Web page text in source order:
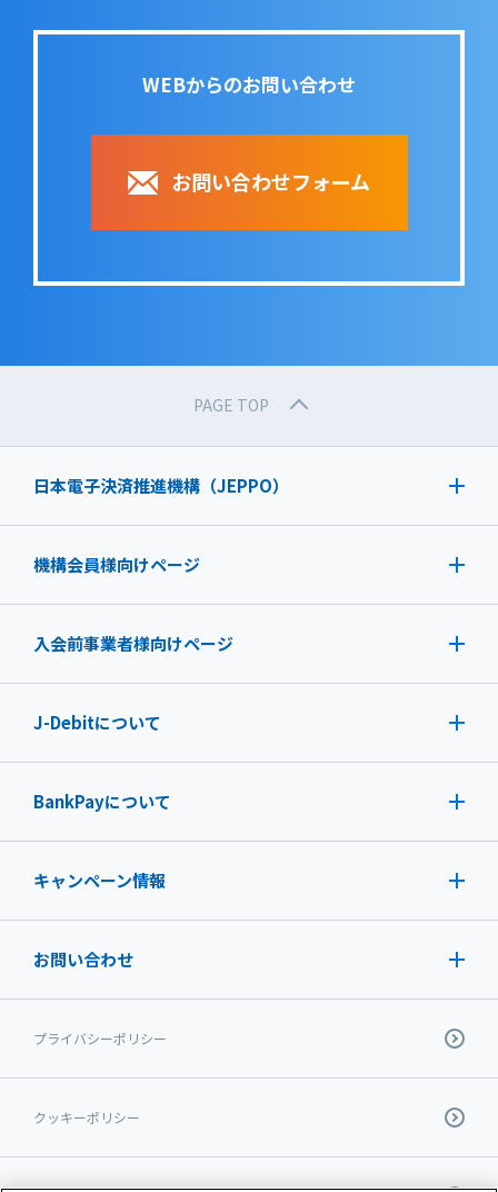
WEBからのお問い合わせ
お問い合わせフォーム
PAGE TOP
日本電子決済推進機構（JEPPO）
機構会員様向けページ
入会前事業者様向けページ
J-Debitについて
BankPayについて
キャンペーン情報
お問い合わせ
プライバシーポリシー
クッキーポリシー